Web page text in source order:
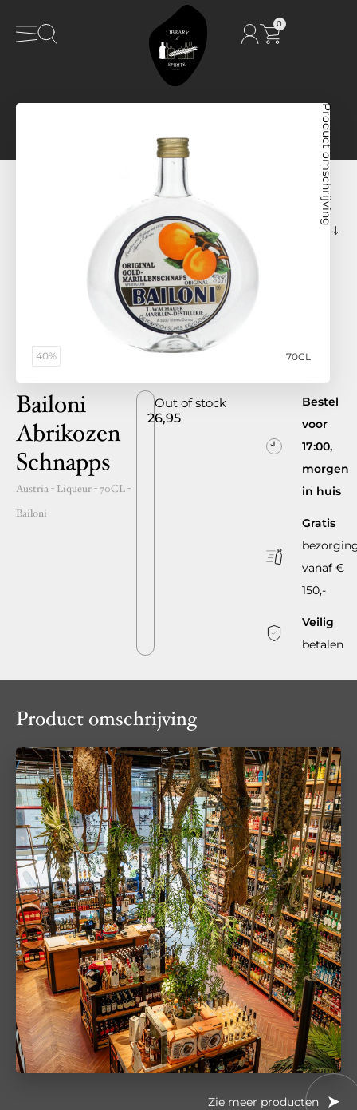
0
40% 70CL
Product omschrijving
Bailoni
Abrikozen
Schnapps
Austria- Liqueur -70CL-
Bailoni
26,95
Out of stock
Bestel
voor
17:00,
morgen
in huis
Gratis
vanaf €
150,-
Veilig
betalen
Product omschrijving
Zie meer producten